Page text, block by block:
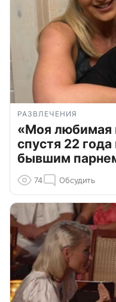
РАЗВЛЕЧЕНИЯ
«Моя любимая
спустя 22
бывшим
74 Обсудить